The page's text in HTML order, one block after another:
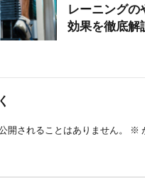
レーニングの
効果を徹底解
開されることはありません。 ※